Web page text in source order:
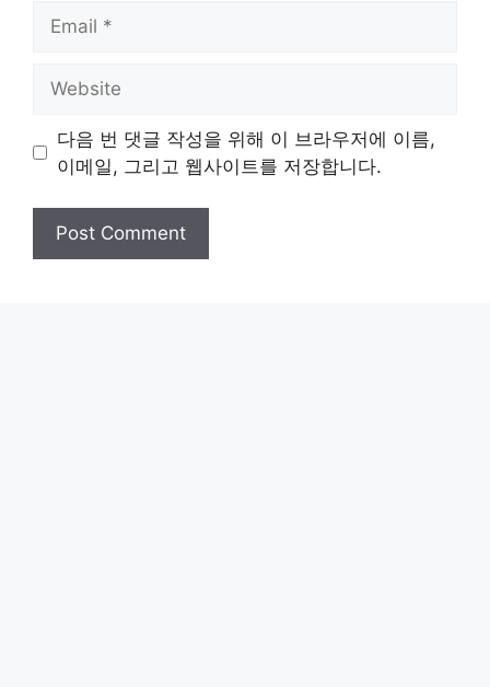
다음 번 댓글 작성을 위해 이 브라우저에 이름,
이메일, 그리고 웹사이트를 저장합니다.